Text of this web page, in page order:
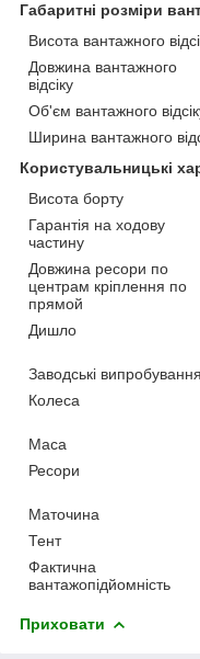
Габаритні розміри
Висота вантажного
Довжина вантажного
відсіку
Об'єм вантажного
Ширина вантажного
Користувальницькі
Висота борту
Гарантія на ходову
частину
Довжина ресори по
центрам кріплення по
прямой
Дишло
Заводські випробування
Колеса
Маса
Ресори
Маточина
Тент
Фактична
вантажопідйомність
Приховати